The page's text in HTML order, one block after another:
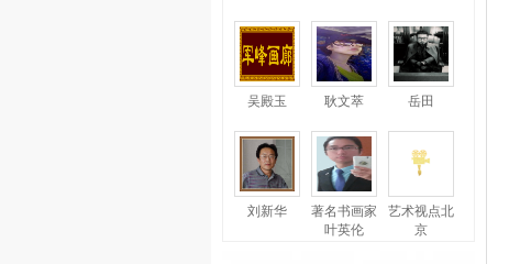
吴殿玉 耿文萃 岳田
刘新华
著名书画家
叶英伦
艺术视点北
京